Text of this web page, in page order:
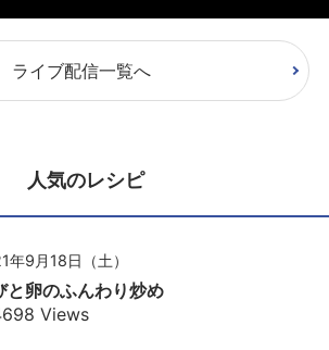
ライブ配信一覧へ
人気のレシピ
年9月18日（土）
と卵のふんわり炒め
Views